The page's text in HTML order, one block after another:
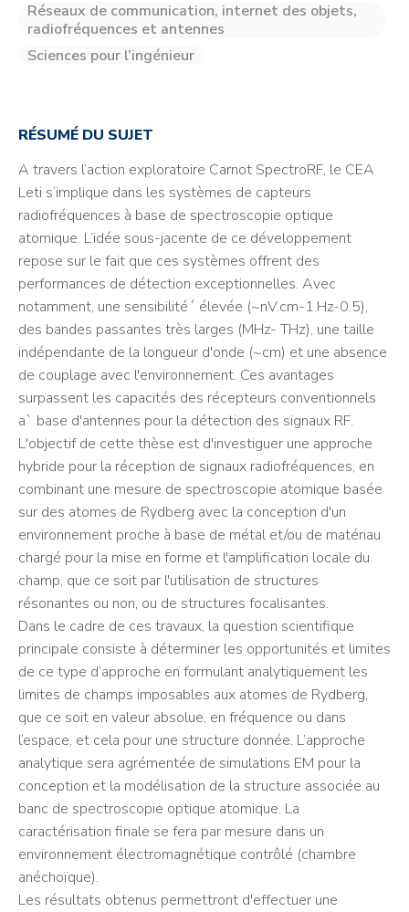
Réseaux de communication, internet des objets,
radiofréquences et antennes
Sciences pour l’ingénieur
RÉSUMÉ DU SUJET
A travers l’action exploratoire Carnot SpectroRF, le CEA
Leti s’implique dans les systèmes de capteurs
radiofréquences à base de spectroscopie optique
atomique. L’idée sous-jacente de ce développement
repose sur le fait que ces systèmes offrent des
performances de détection exceptionnelles. Avec
notamment, une sensibilité´ élevée (~nV.cm-1.Hz-0.5),
des bandes passantes très larges (MHz- THz), une taille
indépendante de la longueur d'onde (~cm) et une absence
de couplage avec l'environnement. Ces avantages
surpassent les capacités des récepteurs conventionnels
a` base d'antennes pour la détection des signaux RF.
L'objectif de cette thèse est d'investiguer une approche
hybride pour la réception de signaux radiofréquences, en
combinant une mesure de spectroscopie atomique basée
sur des atomes de Rydberg avec la conception d'un
environnement proche à base de métal et/ou de matériau
chargé pour la mise en forme et l'amplification locale du
champ, que ce soit par l'utilisation de structures
résonantes ou non, ou de structures focalisantes.
Dans le cadre de ces travaux, la question scientifique
principale consiste à déterminer les opportunités et limites
de ce type d’approche en formulant analytiquement les
limites de champs imposables aux atomes de Rydberg,
que ce soit en valeur absolue, en fréquence ou dans
l’espace, et cela pour une structure donnée. L’approche
analytique sera agrémentée de simulations EM pour la
conception et la modélisation de la structure associée au
banc de spectroscopie optique atomique. La
caractérisation finale se fera par mesure dans un
environnement électromagnétique contrôlé (chambre
anéchoïque).
Les résultats obtenus permettront d'effectuer une